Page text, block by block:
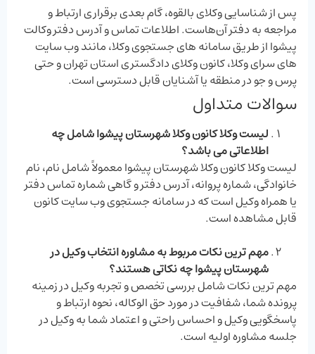
پس از شناسایی وکلای بالقوه، گام بعدی برقراری ارتباط و
مراجعه به دفتر آن‌هاست. اطلاعات تماس و آدرس دفتر وکالت
پیشوا از طریق سامانه ‌های جستجوی وکلا، مانند وب ‌سایت‌
های سرای وکلا، کانون وکلای دادگستری استان تهران و حتی
پرس ‌و جو در منطقه یا آشنایان قابل دسترسی است.
سوالات متداول
لیست وکلا کانون وکلا شهرستان پیشوا شامل چه
اطلاعاتی می باشد؟
لیست وکلا کانون وکلا شهرستان پیشوا معمولاً شامل نام، نام
خانوادگی، شماره پروانه، آدرس دفتر و گاهی شماره تماس دفتر
یا همراه وکیل است که در سامانه جستجوی وب ‌سایت کانون
قابل مشاهده است.
مهم ترین نکات مربوط به مشاوره انتخاب وکیل در
شهرستان پیشوا چه نکاتی هستند؟
مهم ‌ترین نکات شامل بررسی تخصص و تجربه وکیل در زمینه
پرونده شما، شفافیت در مورد حق الوکاله، نحوه ارتباط و
پاسخگویی وکیل و احساس راحتی و اعتماد شما به وکیل در
جلسه مشاوره اولیه است.